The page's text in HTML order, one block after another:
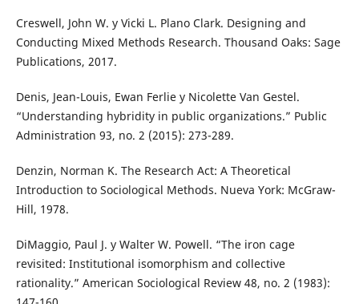
Creswell, John W. y Vicki L. Plano Clark. Designing and
Conducting Mixed Methods Research. Thousand Oaks: Sage
Publications, 2017.
Denis, Jean-Louis, Ewan Ferlie y Nicolette Van Gestel.
“Understanding hybridity in public organizations.” Public
Administration 93, no. 2 (2015): 273-289.
Denzin, Norman K. The Research Act: A Theoretical
Introduction to Sociological Methods. Nueva York: McGraw-
Hill, 1978.
DiMaggio, Paul J. y Walter W. Powell. “The iron cage
revisited: Institutional isomorphism and collective
rationality.” American Sociological Review 48, no. 2 (1983):